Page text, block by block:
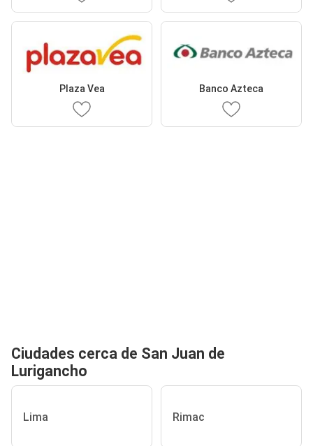
Plaza Vea Banco Azteca
Ciudades cerca de San Juan de
Lurigancho
Lima Rimac